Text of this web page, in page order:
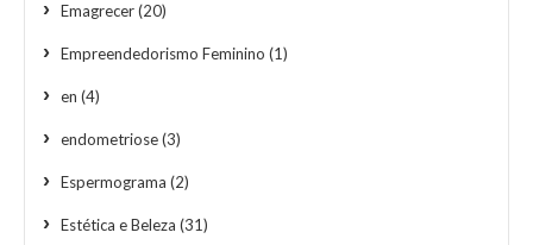
Emagrecer(20)
Empreendedorismo Feminino (1)
en (4)
endometriose(3)
Espermograma (2)
Estética e Beleza (31)